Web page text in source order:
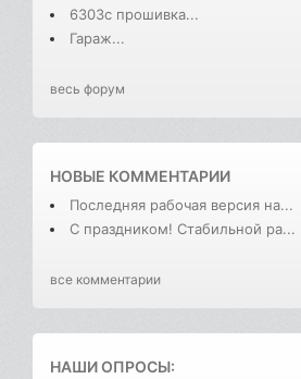
6303с прошивка...
Гараж...
весь форум
НОВЫЕ КОММЕНТАРИИ
Последняя рабочая версия на...
С праздником! Стабильной ра...
все комментарии
НАШИ ОПРОСЫ: